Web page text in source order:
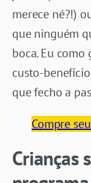
merece né?!)
que ninguém
boca. Eu
custo-
que fecho a
Compre
Crianças